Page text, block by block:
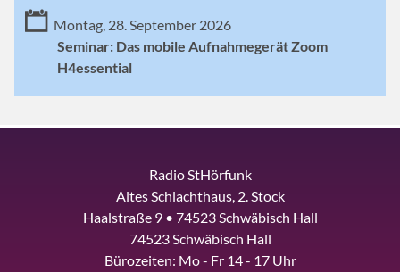
Montag, 28. September 2026
Seminar: Das mobile Aufnahmegerät Zoom
H4essential
Radio StHörfunk
Altes Schlachthaus, 2. Stock
Haalstraße 9 • 74523 Schwäbisch Hall
74523 Schwäbisch Hall
Bürozeiten: Mo - Fr 14 - 17 Uhr